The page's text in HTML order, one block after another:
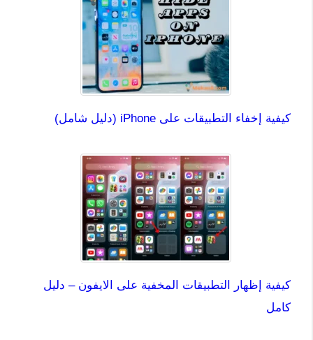
كيفية إخفاء التطبيقات على iPhone (دليل شامل)
كيفية إظهار التطبيقات المخفية على الايفون – دليل
كامل